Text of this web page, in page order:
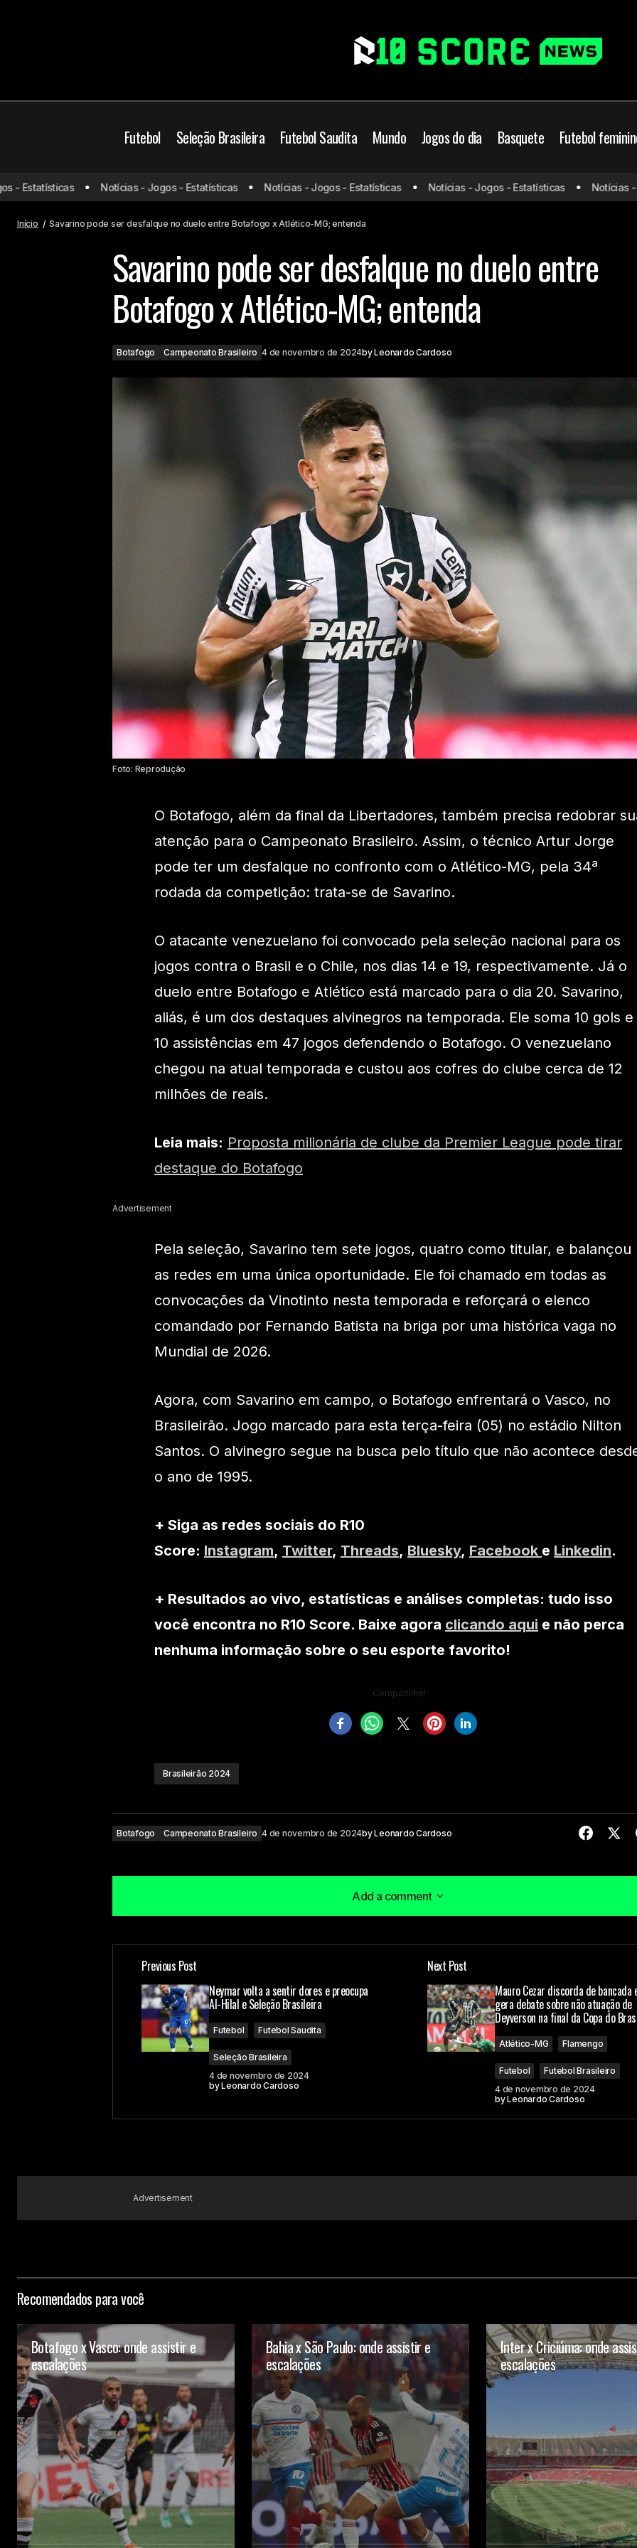
Futebol Seleção Brasileira Futebol Saudita Mundo Jogos do dia Basquete Futebol
Neymar volta a sentir dores e
preocupa Al-Hilal e Seleção Brasileira
Botafogo
Campeonato Brasileiro
Savarino pode ser desfalque no duelo entre
entenda
Estatísticas Notícias - Jogos - Estatísticas Notícias - Jogos - Estatísticas Notícias - Jogos - Estatísticas Notícias -
Início Savarino pode ser desfalque no duelo entre Botafogo x Atlético-MG; entenda
Savarino pode ser desfalque no duelo entre
Botafogo x Atlético-MG; entenda
Botafogo Campeonato Brasileiro 4 de novembro de 2024byLeonardo Cardoso
Foto: Reprodução
O Botafogo, além da final da Libertadores, também precisa redobrar
atenção para o Campeonato Brasileiro. Assim, o técnico Artur Jorge
pode ter um desfalque no confronto com o Atlético-MG, pela 34ª
rodada da competição: trata-se de Savarino.
O atacante venezuelano foi convocado pela seleção nacional para os
jogos contra o Brasil e o Chile, nos dias 14 e 19, respectivamente. Já o
duelo entre Botafogo e Atlético está marcado para o dia 20. Savarino,
aliás, é um dos destaques alvinegros na temporada. Ele soma 10 gols e
10 assistências em 47 jogos defendendo o Botafogo. O venezuelano
chegou na atual temporada e custou aos cofres do clube cerca de 12
milhões de reais.
Leia mais: Proposta milionária de clube da Premier League pode tirar
destaque do Botafogo
Advertisement
Pela seleção, Savarino tem sete jogos, quatro como titular, e balançou
as redes em uma única oportunidade. Ele foi chamado em todas as
convocações da Vinotinto nesta temporada e reforçará o elenco
comandado por Fernando Batista na briga por uma histórica vaga no
Mundial de 2026.
Agora, com Savarino em campo, o Botafogo enfrentará o Vasco, no
Brasileirão. Jogo marcado para esta terça-feira (05) no estádio Nilton
Santos. O alvinegro segue na busca pelo título que não acontece
o ano de 1995.
+ Siga as redes sociais do R10
Score: Instagram, Twitter, Threads, Bluesky, Facebook e Linkedin.
+ Resultados ao vivo, estatísticas e análises completas: tudo isso
você encontra no R10 Score. Baixe agora clicando aqui e não perca
nenhuma informação sobre o seu esporte favorito!
Compartilhe!
Brasileirão 2024
Botafogo Campeonato Brasileiro 4 de novembro de 2024byLeonardo Cardoso
Add a comment
Add a comment
O seu endereço de e-mail não será publicado. Campos obrigatórios são marcados com
Comment*
Previous Post
Neymar volta a sentir dores e preocupa
Al-Hilal e Seleção Brasileira
Futebol Futebol Saudita
Seleção Brasileira
4 de novembro de 2024
byLeonardo Cardoso
Next Post
Mauro Cezar discorda de bancada
gera debate sobre não atuação de
Deyverson na final da Copa do
Atlético-MG Flamengo
Futebol
Futebol Brasileiro
4 de novembro de 2024
byLeonardo Cardoso
Advertisement
Recomendados para você
Botafogo x Vasco: onde assistir e
escalações
Bahia x São Paulo: onde assistir e
escalações
Inter x Criciúma: onde
escalações